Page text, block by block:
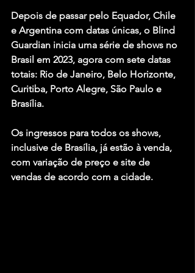
Depois de passar pelo Equador, Chile
e Argentina com datas únicas, o Blind
Guardian inicia uma série de shows no
Brasil em 2023, agora com sete datas
totais: Rio de Janeiro, Belo Horizonte,
Curitiba, Porto Alegre, São Paulo e
Brasília.
Os ingressos para todos os shows,
inclusive de Brasília, já estão à venda,
com variação de preço e site de
vendas de acordo com a cidade.